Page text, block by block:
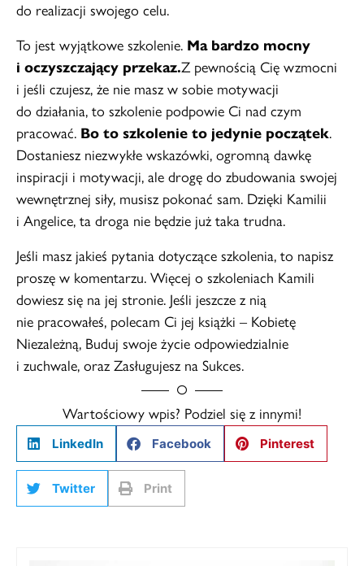
do realizacji swojego celu.
To jest wyjątkowe szkolenie. Ma bardzo mocny
i oczyszczający przekaz.Z pewnością Cię wzmocni
i jeśli czujesz, że nie masz w sobie motywacji
do działania, to szkolenie podpowie Ci nad czym
pracować. Bo to szkolenie to jedynie początek.
Dostaniesz niezwykłe wskazówki, ogromną dawkę
inspiracji i motywacji, ale drogę do zbudowania swojej
wewnętrznej siły, musisz pokonać sam. Dzięki Kamilii
i Angelice, ta droga nie będzie już taka trudna.
Jeśli masz jakieś pytania dotyczące szkolenia, to napisz
proszę w komentarzu. Więcej o szkoleniach Kamili
dowiesz się na jej stronie. Jeśli jeszcze z nią
nie pracowałeś, polecam Ci jej książki – Kobietę
Niezależną, Buduj swoje życie odpowiedzialnie
i zuchwale, oraz Zasługujesz na Sukces.
Wartościowy wpis? Podziel się z innymi!
LinkedIn Facebook Pinterest
Twitter Print